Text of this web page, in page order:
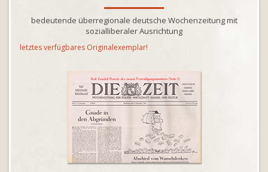
bedeutende überregionale deutsche Wochenzeitung mit
sozialliberaler Ausrichtung
letztes verfügbares Originalexemplar!